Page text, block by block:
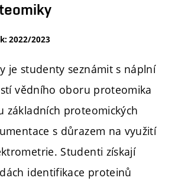
2022/2023
je studenty seznámit s náplní
vědního oboru proteomika
základních proteomických
s důrazem na využití
Studenti získají
identifikace proteinů